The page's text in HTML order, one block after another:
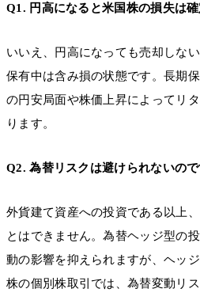
Q1. 円高になると米国株の損失は
いいえ、円高になっても売却しな
保有中は含み損の状態です。長期
の円安局面や株価上昇によってリ
ります。
Q2. 為替リスクは避けられないので
外貨建て資産への投資である以上
とはできません。為替ヘッジ型の
動の影響を抑えられますが、ヘッ
株の個別株取引では、為替変動リ